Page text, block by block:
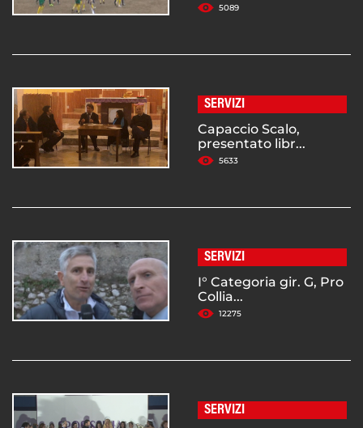
5089
SERVIZI
Capaccio Scalo,
presentato libr...
5633
SERVIZI
I° Categoria gir. G, Pro
Collia...
12275
SERVIZI